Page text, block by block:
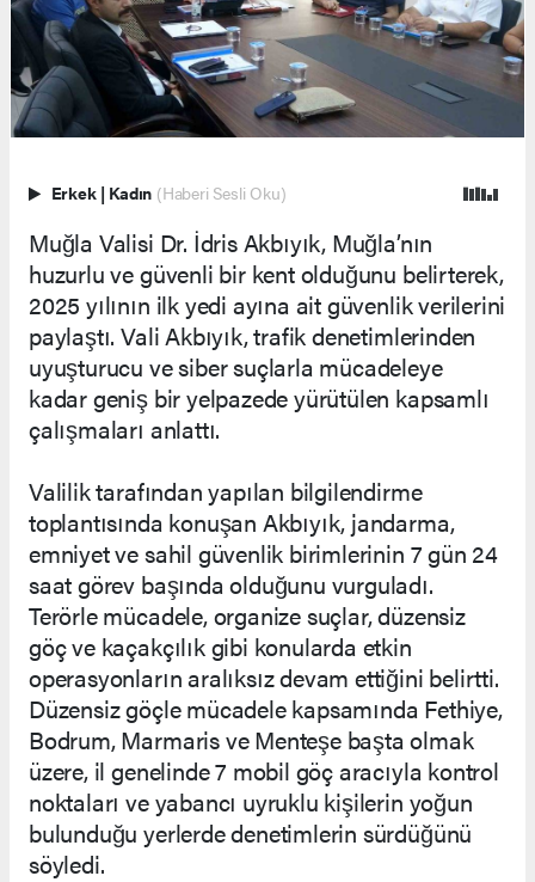
Erkek | Kadın (Haberi Sesli Oku)
Muğla Valisi Dr. İdris Akbıyık, Muğla’nın
huzurlu ve güvenli bir kent olduğunu belirterek,
2025 yılının ilk yedi ayına ait güvenlik verilerini
paylaştı. Vali Akbıyık, trafik denetimlerinden
uyuşturucu ve siber suçlarla mücadeleye
kadar geniş bir yelpazede yürütülen kapsamlı
çalışmaları anlattı.
Valilik tarafından yapılan bilgilendirme
toplantısında konuşan Akbıyık, jandarma,
emniyet ve sahil güvenlik birimlerinin 7 gün 24
saat görev başında olduğunu vurguladı.
Terörle mücadele, organize suçlar, düzensiz
göç ve kaçakçılık gibi konularda etkin
operasyonların aralıksız devam ettiğini belirtti.
Düzensiz göçle mücadele kapsamında Fethiye,
Bodrum, Marmaris ve Menteşe başta olmak
üzere, il genelinde 7 mobil göç aracıyla kontrol
noktaları ve yabancı uyruklu kişilerin yoğun
bulunduğu yerlerde denetimlerin sürdüğünü
söyledi.